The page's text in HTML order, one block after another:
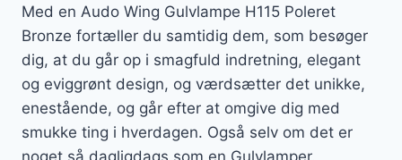
Med en Audo Wing Gulvlampe H115 Poleret
Bronze fortæller du samtidig dem, som besøger
dig, at du går op i smagfuld indretning, elegant
og eviggrønt design, og værdsætter det unikke,
enestående, og går efter at omgive dig med
smukke ting i hverdagen. Også selv om det er